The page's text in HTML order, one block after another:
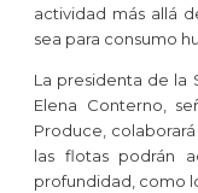
actividad más allá
sea para consumo
La presidenta de la
Elena Conterno,
Produce,
las flotas podrán
profundidad, como